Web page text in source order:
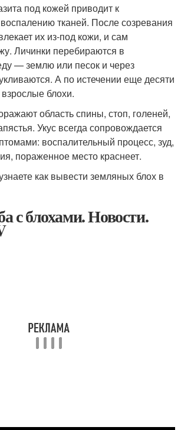
под кожей приводит к
тканей. После созревания
их из-под кожи, и сам
Личинки перебираются в
— землю или песок и через
А по истечении еще десяти
блохи.
область спины, стоп, голеней,
Укус всегда сопровождается
воспалительный процесс, зуд,
пораженное место краснеет.
как вывести земляных блох в
с блохами. Новости.